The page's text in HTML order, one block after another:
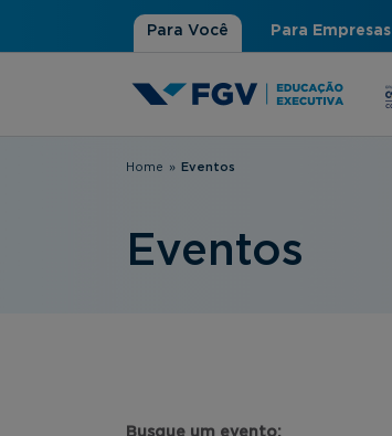
Para Você Para Empresas
Você está aqui
Home » Eventos
Eventos
Busque um evento: